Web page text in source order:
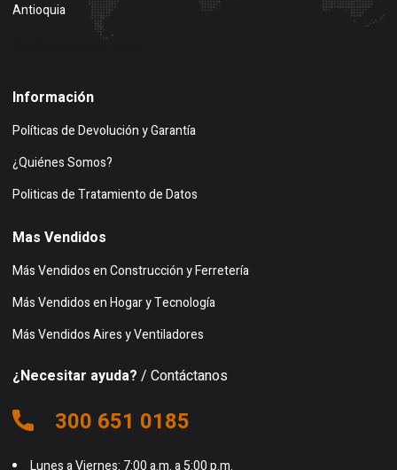
Antioquia
Información
Políticas de Devolución y Garantía
¿Quiénes Somos?
Politicas de Tratamiento de Datos
Mas Vendidos
Más Vendidos en Construcción y Ferretería
Más Vendidos en Hogar y Tecnología
Más Vendidos Aires y Ventiladores
¿Necesitar ayuda? / Contáctanos
300 651 0185
Lunes a Viernes: 7:00 a.m. a 5:00 p.m.